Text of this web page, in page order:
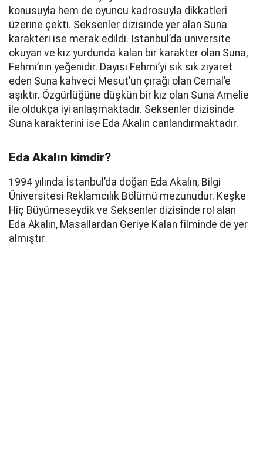
konusuyla hem de oyuncu kadrosuyla dikkatleri
üzerine çekti. Seksenler dizisinde yer alan Suna
karakteri ise merak edildi. İstanbul’da üniversite
okuyan ve kız yurdunda kalan bir karakter olan Suna,
Fehmi’nin yeğenidir. Dayısı Fehmi’yi sık sık ziyaret
eden Suna kahveci Mesut’un çırağı olan Cemal’e
aşıktır. Özgürlüğüne düşkün bir kız olan Suna Amelie
ile oldukça iyi anlaşmaktadır. Seksenler dizisinde
Suna karakterini ise Eda Akalın canlandırmaktadır.
Eda Akalın kimdir?
1994 yılında İstanbul’da doğan Eda Akalın, Bilgi
Üniversitesi Reklamcılık Bölümü mezunudur. Keşke
Hiç Büyümeseydik ve Seksenler dizisinde rol alan
Eda Akalın, Masallardan Geriye Kalan filminde de yer
almıştır.